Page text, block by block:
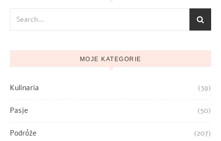
MOJE KATEGORIE
Kulinaria (39)
Pasje (50)
Podróże (207)